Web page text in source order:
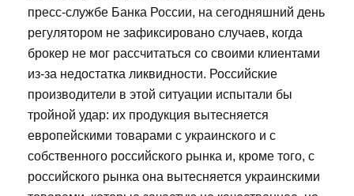
пресс-службе Банка России, на сегодняшний день
регулятором не зафиксировано случаев, когда
брокер не мог рассчитаться со своими клиентами
из-за недостатка ликвидности. Российские
производители в этой ситуации испытали бы
тройной удар: их продукция вытесняется
европейскими товарами с украинского и с
собственного российского рынка и, кроме того, с
российского рынка она вытесняется украинскими